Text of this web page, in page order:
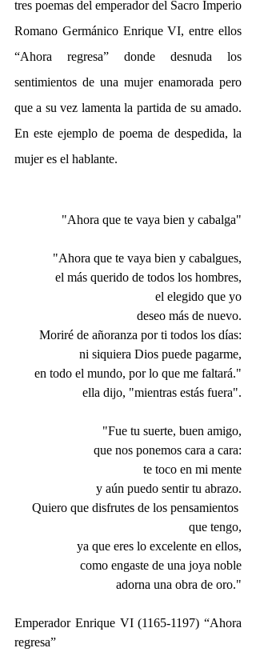
tres poemas del emperador del Sacro Imperio
Romano Germánico Enrique VI, entre ellos
“Ahora regresa” donde desnuda los
sentimientos de una mujer enamorada pero
que a su vez lamenta la partida de su amado.
En este ejemplo de poema de despedida, la
mujer es el hablante.
"Ahora que te vaya bien y cabalga"
"Ahora que te vaya bien y cabalgues,
el más querido de todos los hombres,
el elegido que yo
deseo más de nuevo.
Moriré de añoranza por ti todos los días:
ni siquiera Dios puede pagarme,
en todo el mundo, por lo que me faltará."
ella dijo, "mientras estás fuera".
"Fue tu suerte, buen amigo,
que nos ponemos cara a cara:
te toco en mi mente
y aún puedo sentir tu abrazo.
Quiero que disfrutes de los pensamientos
que tengo,
ya que eres lo excelente en ellos,
como engaste de una joya noble
adorna una obra de oro."
Emperador Enrique VI (1165-1197) “Ahora
regresa”